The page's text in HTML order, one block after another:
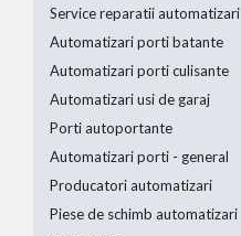
Service reparatii automatizari
Automatizari porti batante
Automatizari porti culisante
Automatizari usi de garaj
Porti autoportante
Automatizari porti - general
Producatori automatizari
Piese de schimb automatizari